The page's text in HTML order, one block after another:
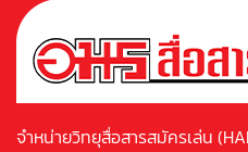
จำหน่ายวิทยุสื่อสารสมัครเล่น